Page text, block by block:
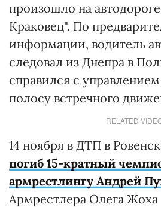
произошло на
Краковец". По
информации, водитель
следовал из Днепра в
справился с
полосу встречного
RELATED
14 ноября в ДТП в
погиб 15-кратный
армрестлингу Андрей
Армрестлера Олега Жоха